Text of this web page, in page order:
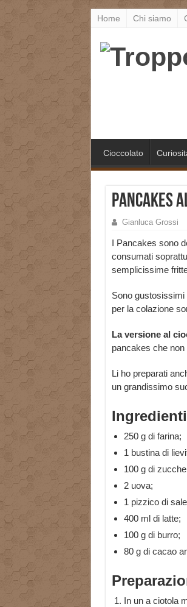
Home Chi siamo
Cioccolato
Pancakes
Gianluca Grossi
I Pancakes sono
consumati
semplicissime
Sono
per la colazione
La versione al
pancakes che
Li ho preparati
un grandissimo
Ingredienti
250 g di farina;
1 bustina di
100 g di
2 uova;
1 pizzico di
400 ml di latte;
100 g di burro;
80 g di cacao
In un a ciotola